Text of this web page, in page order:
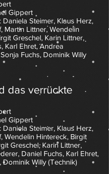
Gippert
Daniela Steimer, Klaus Herz,
Martin Littner, Wendelin
Greschel, Karin Littner,
Karl Ehret, Andrea
Fuchs, Dominik Willy
das verrückte
Gippert
Daniela Steimer, Klaus Herz,
Wendelin Hintereck, Birgit
Greschel, Karin Littner,
Daniel Fuchs, Karl Ehret,
,Dominik Willy (Technik)